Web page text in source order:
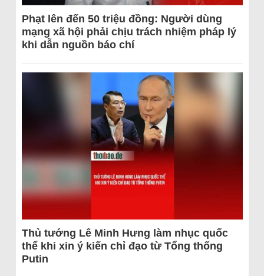
Phạt lên đến 50 triệu đồng: Người dùng
mạng xã hội phải chịu trách nhiệm pháp lý
khi dẫn nguồn báo chí
Thủ tướng Lê Minh Hưng làm nhục quốc
thể khi xin ý kiến chỉ đạo từ Tổng thống
Putin